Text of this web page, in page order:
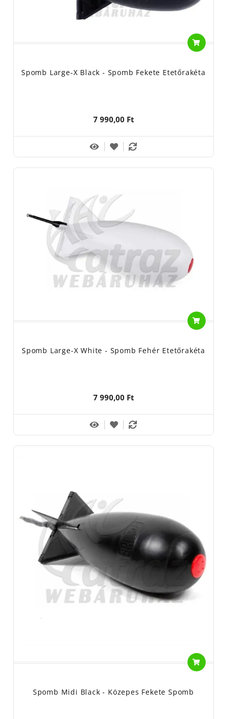
Spomb Large-X Black - Spomb Fekete Etetőrakéta
7 990,00 Ft
Spomb Large-X White - Spomb Fehér Etetőrakéta
7 990,00 Ft
Spomb Midi Black - Közepes Fekete Spomb